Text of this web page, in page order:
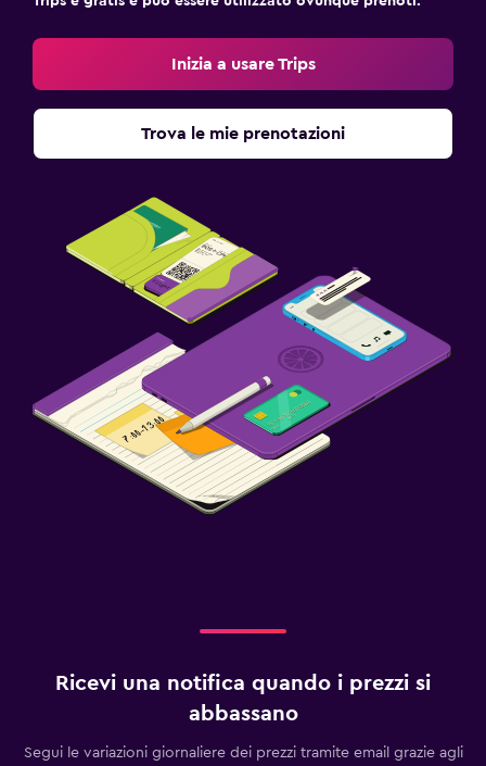
Inizia a usare Trips
Trova le mie prenotazioni
Ricevi una notifica quando i prezzi si
abbassano
Segui le variazioni giornaliere dei prezzi tramite email grazie agli